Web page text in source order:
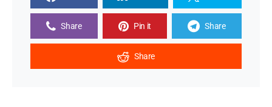
Share Pin it Share
Share